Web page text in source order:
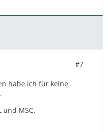
#7
habe ich für keine
und MSC.